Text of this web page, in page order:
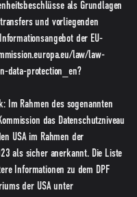
als Grundlagen
und vorliegenden
der EU-
law/law-
data-protection_en?
Im Rahmen des sogenannten
das Datenschutzniveau
USA im Rahmen der
als sicher anerkannt. Die Liste
Informationen zu dem DPF
der USA unter